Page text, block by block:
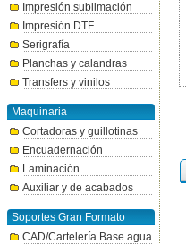
Impresión sublimación
Impresión DTF
Serigrafía
Planchas y calandras
Transfers y vinilos
Maquinaria
Cortadoras y guillotinas
Encuadernación
Laminación
Auxiliar y de acabados
Soportes Gran Formato
CAD/Cartelería Base agua